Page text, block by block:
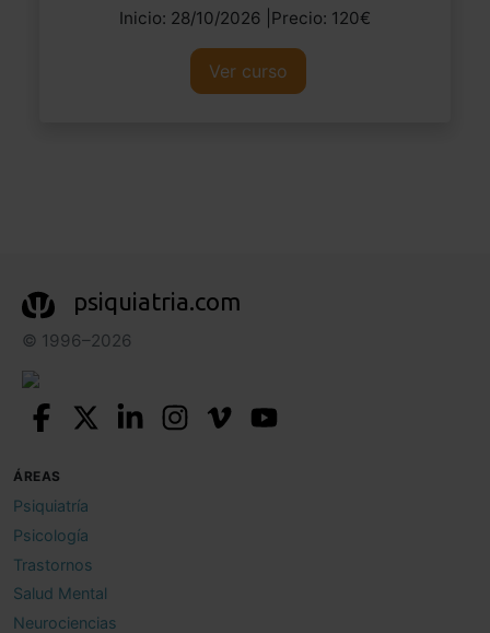
Inicio: 28/10/2026 |Precio: 120€
Ver curso
psiquiatria.com
© 1996–2026
ÁREAS
Psiquiatría
Psicología
Trastornos
Salud Mental
Neurociencias